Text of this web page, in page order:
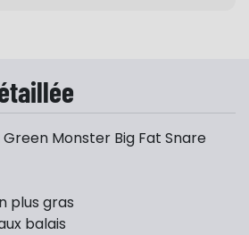
Monster Big Fat Snare
plus gras
balais